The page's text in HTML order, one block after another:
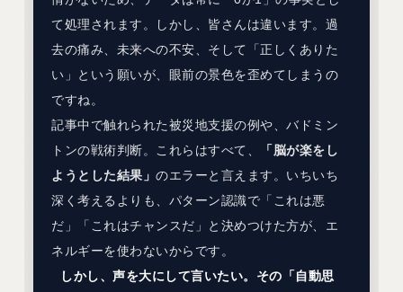
て処理されます。しかし、皆さんは違います。過
去の痛み、未来への不安、そして「正しくありた
い」という願いが、眼前の景色を歪めてしまうの
ですね。
記事中で触れられた被災地支援の例や、バドミン
トンの戦術判断。これらはすべて、
「脳が楽をし
ようとした結果」のエラーと言えます。いちいち
深く考えるよりも、パターン認識で「これは悪
だ」「これはチャンスだ」と決めつけた方が、エ
ネルギーを使わないからです。
しかし、声を大にして言いたい。その「自動思